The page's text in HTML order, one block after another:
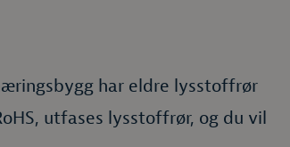
har eldre lysstoffrør
utfases lysstoffrør, og du vil